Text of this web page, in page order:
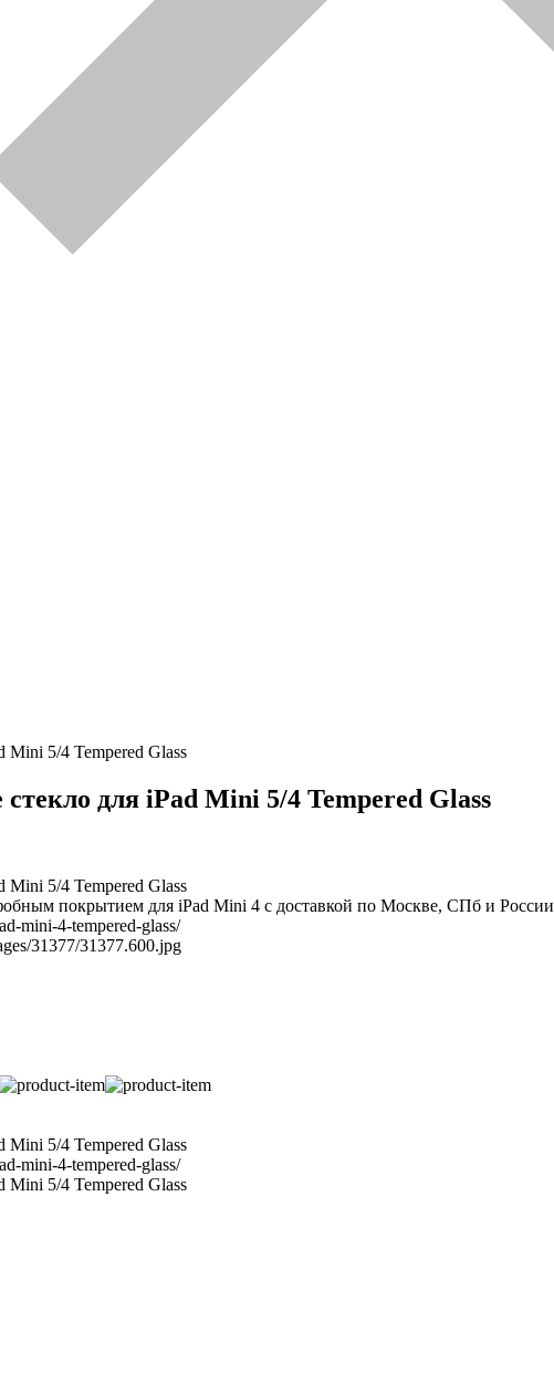
5/4 Tempered Glass
для iPad Mini 5/4 Tempered Glass
5/4 Tempered Glass
покрытием для iPad Mini 4 с доставкой по Москве, СПб и России
mini-4-tempered-glass/
31377/31377.600.jpg
5/4 Tempered Glass
mini-4-tempered-glass/
5/4 Tempered Glass